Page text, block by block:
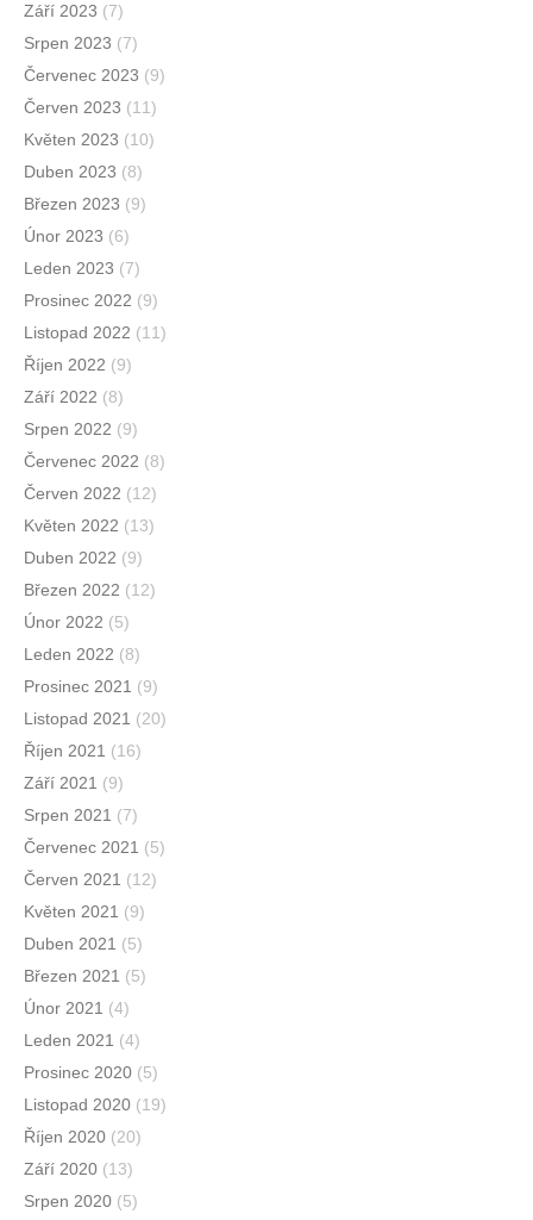
Září 2023 (7)
Srpen 2023 (7)
Červenec 2023 (9)
Červen 2023 (11)
Květen 2023 (10)
Duben 2023 (8)
Březen 2023 (9)
Únor 2023 (6)
Leden 2023 (7)
Prosinec 2022 (9)
Listopad 2022 (11)
Říjen 2022 (9)
Září 2022 (8)
Srpen 2022 (9)
Červenec 2022 (8)
Červen 2022 (12)
Květen 2022 (13)
Duben 2022 (9)
Březen 2022 (12)
Únor 2022 (5)
Leden 2022 (8)
Prosinec 2021 (9)
Listopad 2021 (20)
Říjen 2021 (16)
Září 2021 (9)
Srpen 2021 (7)
Červenec 2021 (5)
Červen 2021 (12)
Květen 2021 (9)
Duben 2021 (5)
Březen 2021 (5)
Únor 2021 (4)
Leden 2021 (4)
Prosinec 2020 (5)
Listopad 2020 (19)
Říjen 2020 (20)
Září 2020 (13)
Srpen 2020 (5)